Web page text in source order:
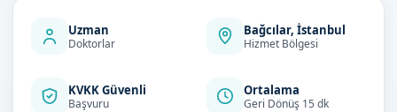
Uzman
Doktorlar
Bağcılar, İstanbul
Hizmet Bölgesi
KVKK Güvenli
Başvuru
Ortalama
Geri Dönüş 15 dk